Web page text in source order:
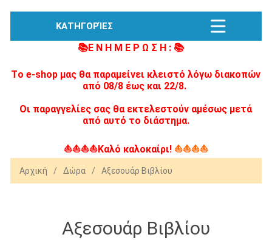
ΚΑΤΗΓΟΡΊΕΣ
📚Ε Ν Η Μ Ε Ρ Ω Σ Η : 📚
Tο e-shop μας θα παραμείνει κλειστό λόγω διακοπών
από 08/8 έως και 22/8.
Οι παραγγελίες σας θα εκτελεστούν αμέσως μετά
από αυτό το διάστημα.
⛵⛵⛵⛵Καλό καλοκαίρι! ⛵⛵⛵⛵
Αρχική / Δώρα / Αξεσουάρ Βιβλίου
Αξεσουάρ Βιβλίου